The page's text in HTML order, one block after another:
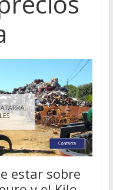
estar sobre